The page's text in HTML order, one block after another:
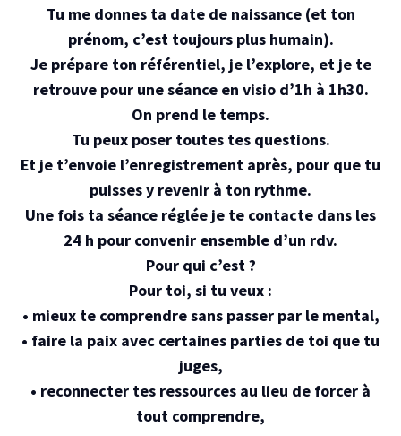
Tu me donnes ta date de naissance (et ton
prénom, c’est toujours plus humain).
Je prépare ton référentiel, je l’explore, et je te
retrouve pour une séance en visio d’1h à 1h30.
On prend le temps.
Tu peux poser toutes tes questions.
Et je t’envoie l’enregistrement après, pour que tu
puisses y revenir à ton rythme.
Une fois ta séance réglée je te contacte dans les
24 h pour convenir ensemble d’un rdv.
Pour qui c’est ?
Pour toi, si tu veux :
• mieux te comprendre sans passer par le mental,
• faire la paix avec certaines parties de toi que tu
juges,
• reconnecter tes ressources au lieu de forcer à
tout comprendre,